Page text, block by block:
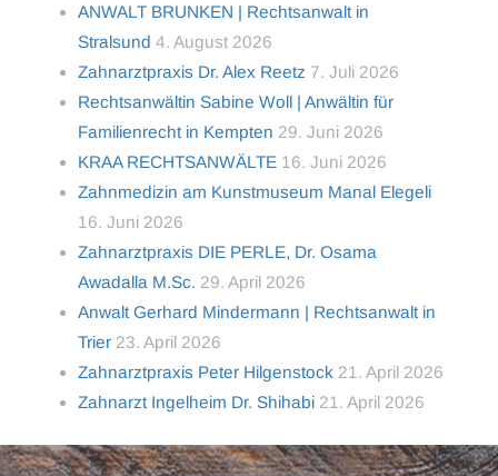
ANWALT BRUNKEN | Rechtsanwalt in
Stralsund 4. August 2026
Zahnarztpraxis Dr. Alex Reetz 7. Juli 2026
Rechtsanwältin Sabine Woll | Anwältin für
Familienrecht in Kempten 29. Juni 2026
KRAA RECHTSANWÄLTE 16. Juni 2026
Zahnmedizin am Kunstmuseum Manal Elegeli
16. Juni 2026
Zahnarztpraxis DIE PERLE, Dr. Osama
Awadalla M.Sc. 29. April 2026
Anwalt Gerhard Mindermann | Rechtsanwalt in
Trier 23. April 2026
Zahnarztpraxis Peter Hilgenstock 21. April 2026
Zahnarzt Ingelheim Dr. Shihabi 21. April 2026